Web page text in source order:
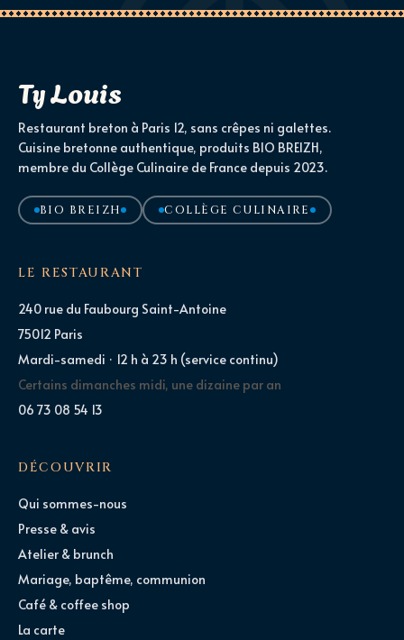
Ty Louis
Restaurant breton à Paris 12, sans crêpes ni galettes.
Cuisine bretonne authentique, produits BIO BREIZH,
membre du Collège Culinaire de France depuis 2023.
BIO BREIZH COLLÈGE CULINAIRE
LE RESTAURANT
240 rue du Faubourg Saint-Antoine
75012 Paris
Mardi-samedi · 12 h à 23 h (service continu)
Certains dimanches midi, une dizaine par an
06 73 08 54 13
DÉCOUVRIR
Qui sommes-nous
Presse & avis
Atelier & brunch
Mariage, baptême, communion
Café & coffee shop
La carte